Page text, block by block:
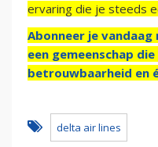
ervaring die je steeds
Abonneer je
een gemeenschap
betrouwbaarheid en
delta air lines